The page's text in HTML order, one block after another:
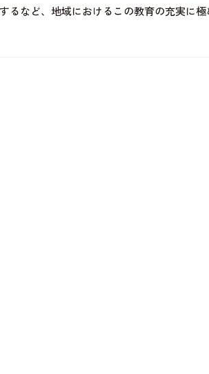
るなど、地域におけるこの教育の充実に